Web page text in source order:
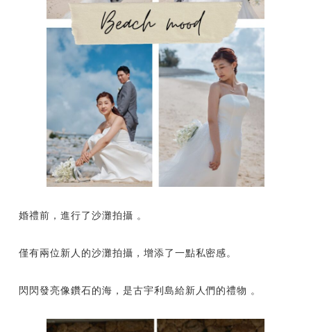
婚禮前，進行了沙灘拍攝 。
僅有兩位新人的沙灘拍攝，增添了一點私密感。
閃閃發亮像鑽石的海，是古宇利島給新人們的禮物 。